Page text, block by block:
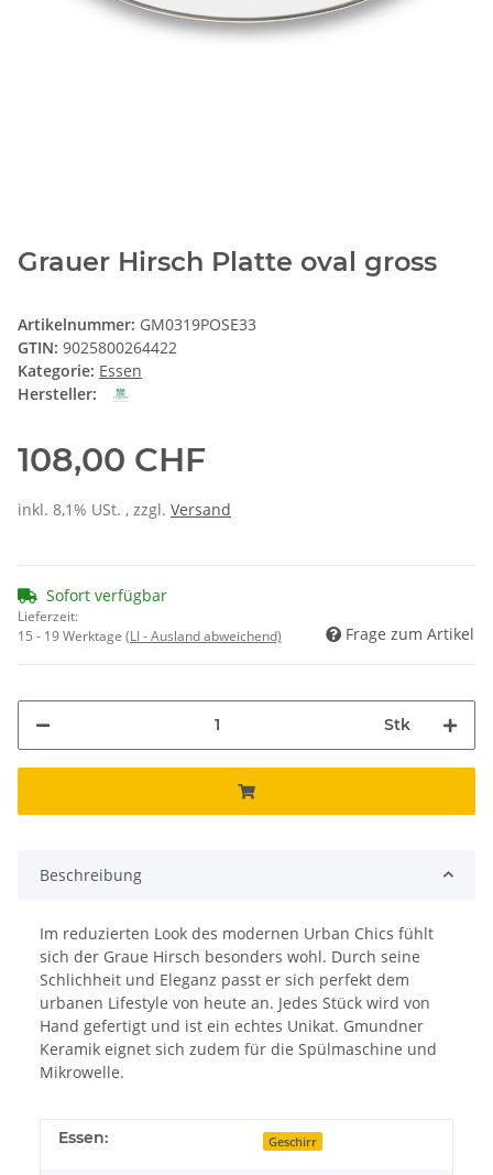
Grauer Hirsch Platte oval gross
Artikelnummer: GM0319POSE33
GTIN: 9025800264422
Kategorie: Essen
Hersteller:
108,00 CHF
inkl. 8,1% USt. , zzgl. Versand
Sofort verfügbar
Lieferzeit:
15 - 19 Werktage (LI - Ausland abweichend) Frage zum Artikel
Stk
Beschreibung
Im reduzierten Look des modernen Urban Chics fühlt
sich der Graue Hirsch besonders wohl. Durch seine
Schlichheit und Eleganz passt er sich perfekt dem
urbanen Lifestyle von heute an. Jedes Stück wird von
Hand gefertigt und ist ein echtes Unikat. Gmundner
Keramik eignet sich zudem für die Spülmaschine und
Mikrowelle.
Essen: Geschirr